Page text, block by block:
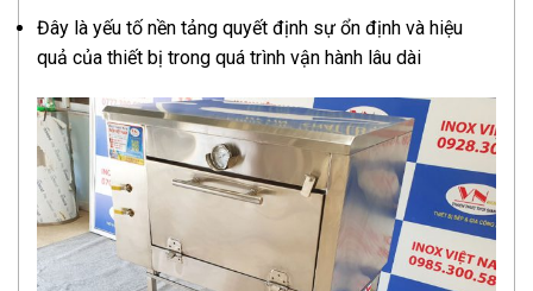
Đây là yếu tố nền tảng quyết định sự ổn định và hiệu
quả của thiết bị trong quá trình vận hành lâu dài